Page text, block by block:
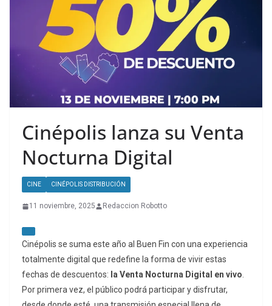
Cinépolis lanza su Venta
Nocturna Digital
CINE CINÉPOLIS DISTRIBUCIÓN
11 noviembre, 2025 Redaccion Robotto
Cinépolis se suma este año al Buen Fin con una experiencia
totalmente digital que redefine la forma de vivir estas
fechas de descuentos: la Venta Nocturna Digital en vivo
Por primera vez, el público podrá participar y disfrutar,